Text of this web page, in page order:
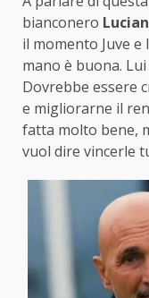
bianconero
il momento Juve e
mano è buona.
Dovrebbe essere
e migliorarne il
fatta molto bene,
vuol dire vincerle